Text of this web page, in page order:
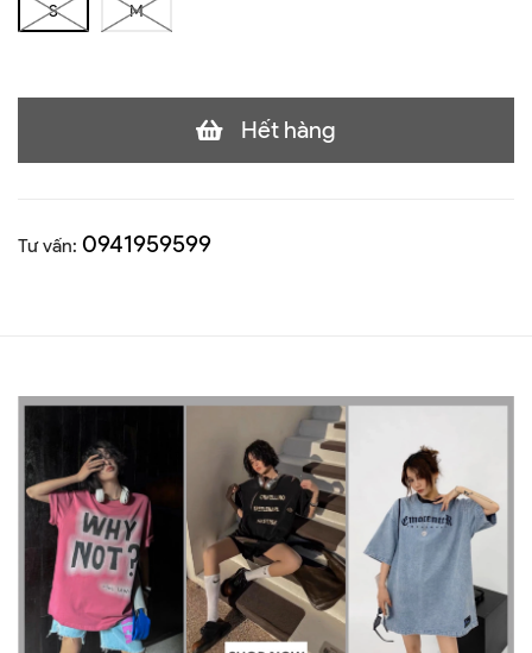
S M
Hết hàng
Tư vấn: 0941959599